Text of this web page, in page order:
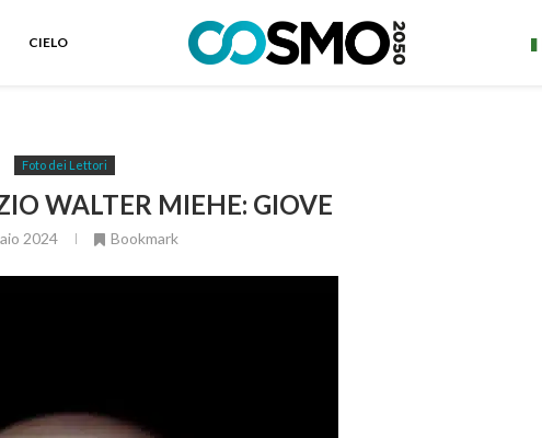
CIELO
Foto dei Lettori
WALTER MIEHE: GIOVE
2024 Bookmark